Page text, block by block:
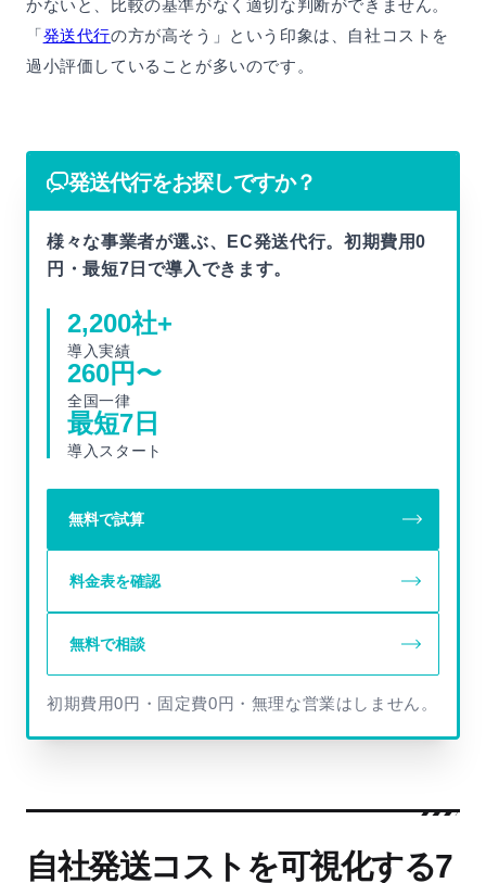
かないと、比較の基準がなく適切な判断ができません。
「発送代行の方が高そう」という印象は、自社コストを
過小評価していることが多いのです。
発送代行をお探しですか？
様々な事業者が選ぶ、EC発送代行。初期費用0
円・最短7日で導入できます。
2,200社+
導入実績
260円〜
全国一律
最短7 日
導入スタート
無料で試算
料金表を確認
無料で相談
初期費用0円・固定費0円・無理な営業はしません。
自社発送コストを可視化する7